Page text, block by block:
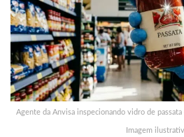
Agente da Anvisa inspecionando vidro de
Imagem